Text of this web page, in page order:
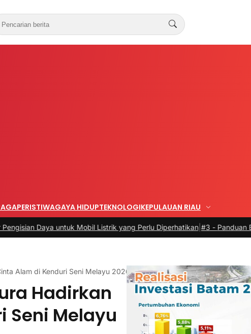
PERISTIWAGAYA HIDUPTEKNOLOGIKEPULAUAN RIAU
Mobil Listrik yang Perlu Diperhatikan|#3 -Panduan Belanja Online
Alam di Kenduri Seni Melayu 2026
Hadirkan
Seni Melayu